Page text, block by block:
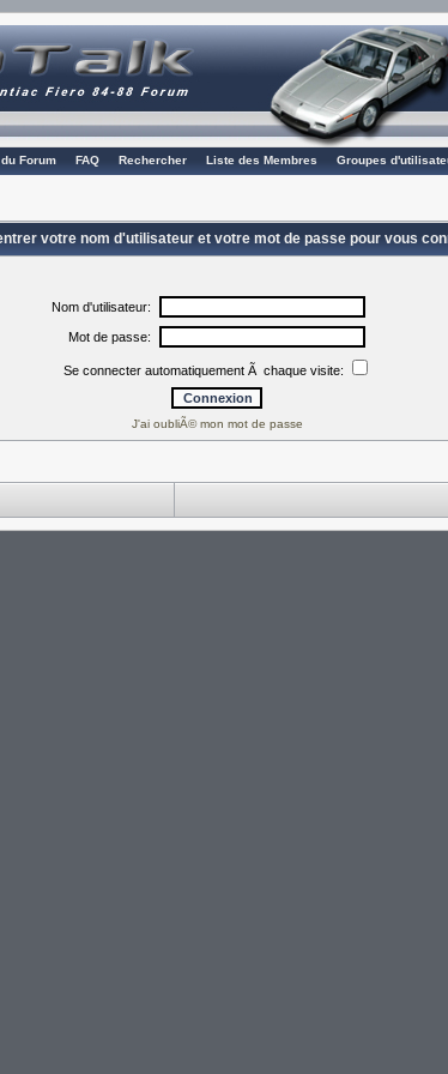
Forum FAQ Rechercher Liste des Membres Groupes
votre nom d'utilisateur et votre mot de passe pour vous
Nom d'utilisateur:
Mot de passe:
Se connecter automatiquement Ã chaque visite:
J'ai oubliÃ© mon mot de passe